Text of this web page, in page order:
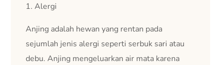
1. Alergi
Anjing adalah hewan yang rentan pada
sejumlah jenis alergi seperti serbuk sari atau
debu. Anjing mengeluarkan air mata karena